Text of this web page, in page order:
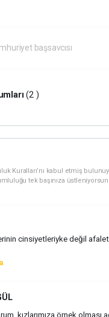
başsavcısı
(2 )
Kuralları’nı kabul etmiş
tek başınıza
cinsiyetleriyke değil
kızlarımıza örnek olması